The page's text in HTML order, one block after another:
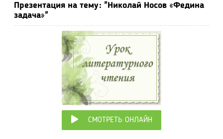
Презентация на тему: "Николай Носов «Федина
задача»"
СМОТРЕТЬ ОНЛАЙН